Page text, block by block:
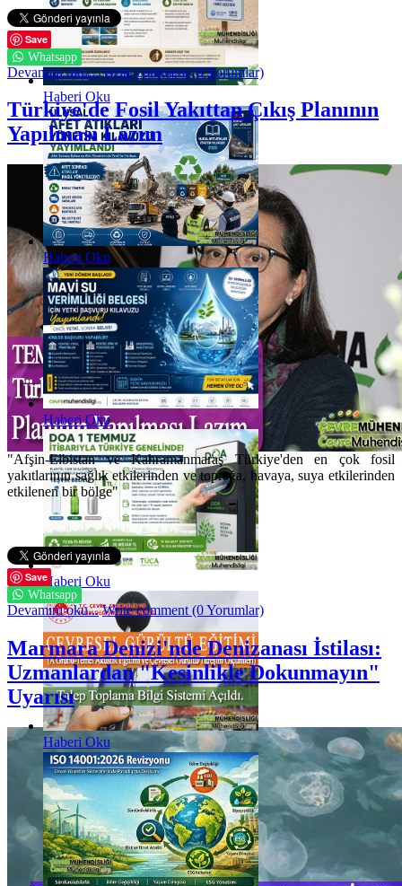
Haberi Oku
Haberi Oku
Haberi Oku
Haberi Oku
Haberi Oku
Save
Whatsapp
Devamını oku... Write comment (0 Yorumlar)
Türkiye'de Fosil Yakıttan Çıkış Planının
Yapılması Lazım
"Afşin-Elbistan ve Kahramanmaraş Türkiye'den en çok fosil
yakıtlarının sağlık etkilerinden ve toprağa, havaya, suya etkilerinden
etkilenen bir bölge"
Save
Whatsapp
Devamını oku... Write comment (0 Yorumlar)
Marmara Denizi'nde Denizanası İstilası:
Uzmanlardan "Kesinlikle Dokunmayın"
Uyarısı